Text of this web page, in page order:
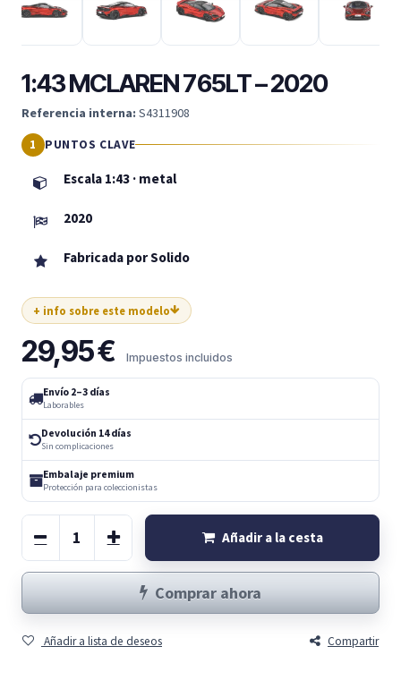
1:43 MCLAREN 765LT – 2020
Referencia interna: S4311908
PUNTOS CLAVE
Escala 1:43 · metal
2020
Fabricada por Solido
+ info sobre este modelo
29,95€ Impuestos incluidos
Envío 2–3 días
Laborables
Devolución 14 días
Sin complicaciones
Embalaje premium
Protección para coleccionistas
Añadir a la cesta
Comprar ahora
Añadir a lista de deseos Compartir